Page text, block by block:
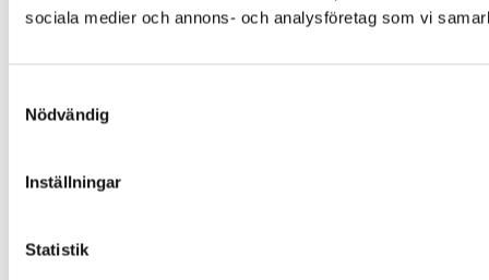
sociala medier och annons- och analysföretag som vi
Nödvändig
Inställningar
Statistik